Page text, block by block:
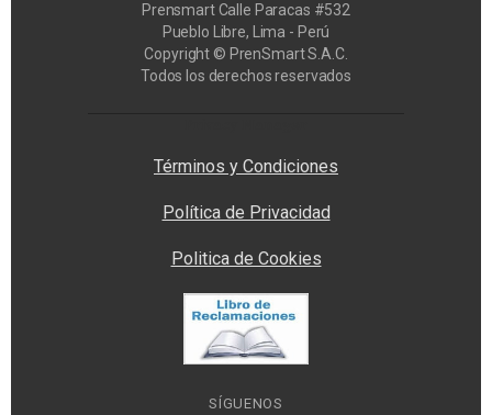
Prensmart Calle Paracas #532
Pueblo Libre, Lima - Perú
Copyright © PrenSmart S.A.C.
Todos los derechos reservados
Términos y Condiciones
Política de Privacidad
Politica de Cookies
SÍGUENOS